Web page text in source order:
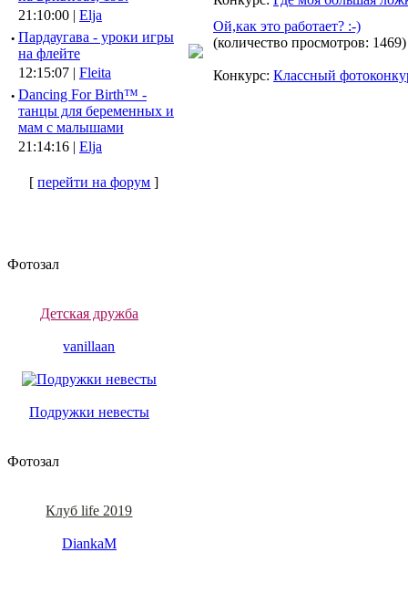
21:10:00 | Elja
· Пардаугава - уроки игры
на флейте
12:15:07 | Fleita
· Dancing For Birth™ -
танцы для беременных и
мам с малышами
21:14:16 | Elja
[перейти на форум ]
Фотозал
Детская дружба
vanillaan
Подружки невесты
Фотозал
Клуб life 2019
DiankaM
Ой,как это работает? :-)
(количество просмотров: 1469)
Конкурс: Классный